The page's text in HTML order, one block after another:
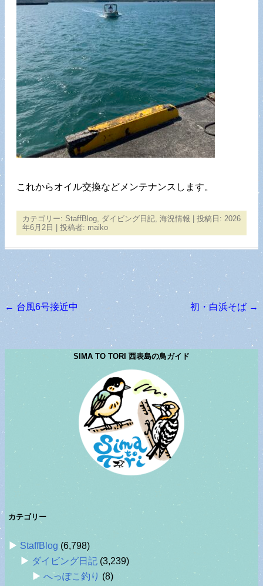
これからオイル交換などメンテナンスします。
カテゴリー: StaffBlog ダイビング日記 海況情報 | 投稿日: 2026
年6月2日
投稿者: maiko
投稿ナビゲーション
← 台風6号接近中 初・白浜そば →
SIMA TO TORI 西表島の鳥ガイド
カテゴリー
StaffBlog (6,798)
ダイビング日記 (3,239)
へっぽこ釣り (8)